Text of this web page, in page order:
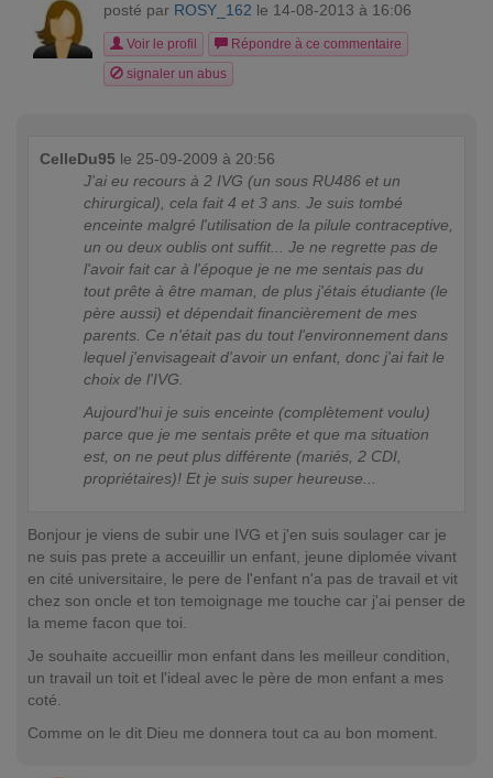
posté par ROSY_162 le 14-08-2013 à 16:06
Voir le profil
Répondre à ce commentaire
signaler un abus
CelleDu95 le 25-09-2009 à 20:56
J'ai eu recours à 2 IVG (un sous RU486 et un
chirurgical), cela fait 4 et 3 ans. Je suis tombé
enceinte malgré l'utilisation de la pilule contraceptive,
un ou deux oublis ont suffit... Je ne regrette pas de
l'avoir fait car à l'époque je ne me sentais pas du
tout prête à être maman, de plus j'étais étudiante (le
père aussi) et dépendait financièrement de mes
parents. Ce n'était pas du tout l'environnement dans
lequel j'envisageait d'avoir un enfant, donc j'ai fait le
choix de l'IVG.
Aujourd'hui je suis enceinte (complètement voulu)
parce que je me sentais prête et que ma situation
est, on ne peut plus différente (mariés, 2 CDI,
propriétaires)! Et je suis super heureuse...
Bonjour je viens de subir une IVG et j'en suis soulager car je
ne suis pas prete a acceuillir un enfant, jeune diplomée vivant
en cité universitaire, le pere de l'enfant n'a pas de travail et vit
chez son oncle et ton temoignage me touche car j'ai penser de
la meme facon que toi.
Je souhaite accueillir mon enfant dans les meilleur condition,
un travail un toit et l'ideal avec le père de mon enfant a mes
coté.
Comme on le dit Dieu me donnera tout ca au bon moment.